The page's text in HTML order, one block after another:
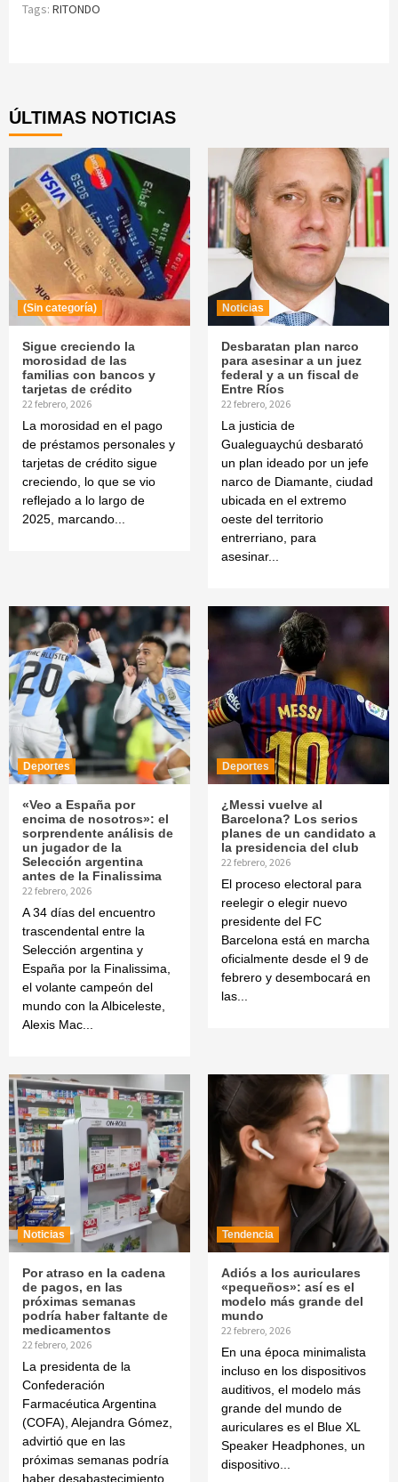
Tags: RITONDO
ÚLTIMAS NOTICIAS
(Sin categoría)
Sigue creciendo la
morosidad de las
familias con bancos y
tarjetas de crédito
22 febrero, 2026
La morosidad en el pago
de préstamos personales y
tarjetas de crédito sigue
creciendo, lo que se vio
reflejado a lo largo de
2025, marcando...
Noticias
Desbaratan plan narco
para asesinar a un juez
federal y a un fiscal de
Entre Ríos
22 febrero, 2026
La justicia de
Gualeguaychú desbarató
un plan ideado por un jefe
narco de Diamante, ciudad
ubicada en el extremo
oeste del territorio
entrerriano, para
asesinar...
Deportes
«Veo a España por
encima de nosotros»: el
sorprendente análisis de
un jugador de la
Selección argentina
antes de la Finalissima
22 febrero, 2026
A 34 días del encuentro
trascendental entre la
Selección argentina y
España por la Finalissima,
el volante campeón del
mundo con la Albiceleste,
Alexis Mac...
Deportes
¿Messi vuelve al
Barcelona? Los serios
planes de un candidato a
la presidencia del club
22 febrero, 2026
El proceso electoral para
reelegir o elegir nuevo
presidente del FC
Barcelona está en marcha
oficialmente desde el 9 de
febrero y desembocará en
las...
Noticias
Por atraso en la cadena
de pagos, en las
próximas semanas
podría haber faltante de
medicamentos
22 febrero, 2026
La presidenta de la
Confederación
Farmacéutica Argentina
(COFA), Alejandra Gómez,
advirtió que en las
próximas semanas podría
haber desabastecimiento
Tendencia
Adiós a los auriculares
«pequeños»: así es el
modelo más grande del
mundo
22 febrero, 2026
En una época minimalista
incluso en los dispositivos
auditivos, el modelo más
grande del mundo de
auriculares es el Blue XL
Speaker Headphones, un
dispositivo...